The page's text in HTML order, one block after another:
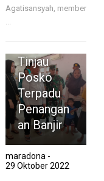
Agatisansyah, member
...
Gubernur
Tinjau
Posko
Terpadu
Penangan
an Banjir
maradona -
29 Oktober 2022